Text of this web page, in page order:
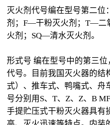
灭火剂代号编在型号第二
剂；F—干粉灭火剂；T—二
火剂；SQ—清水灭火剂。
形式号 编在型号中的第三
代号。目前我国灭火器的结
式）、推车式、鸭嘴式、舟
号分别用S、T、Z、Z、B
手提贮压式干粉灭火器具有